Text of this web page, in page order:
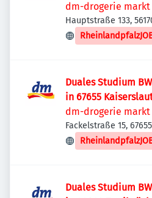
dm-drogerie markt
Hauptstraße 133,
Duales Studium
in 67655
dm-drogerie markt
Fackelstraße 15,
Deutschland
Duales Studium